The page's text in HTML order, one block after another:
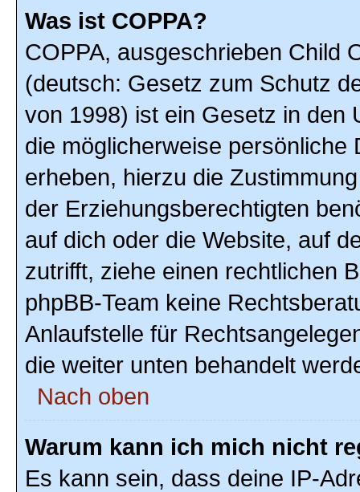
Was ist COPPA?
COPPA, ausgeschrieben Child
(deutsch: Gesetz zum Schutz
von 1998) ist ein Gesetz in den
die möglicherweise
erheben, hierzu die
der Erziehungsberechtigten
auf dich oder die Website, auf
zutrifft, ziehe einen rechtlichen
phpBB-Team keine
Anlaufstelle für
die weiter unten behandelt
Nach oben
Warum kann ich mich nicht
Es kann sein, dass deine IP-